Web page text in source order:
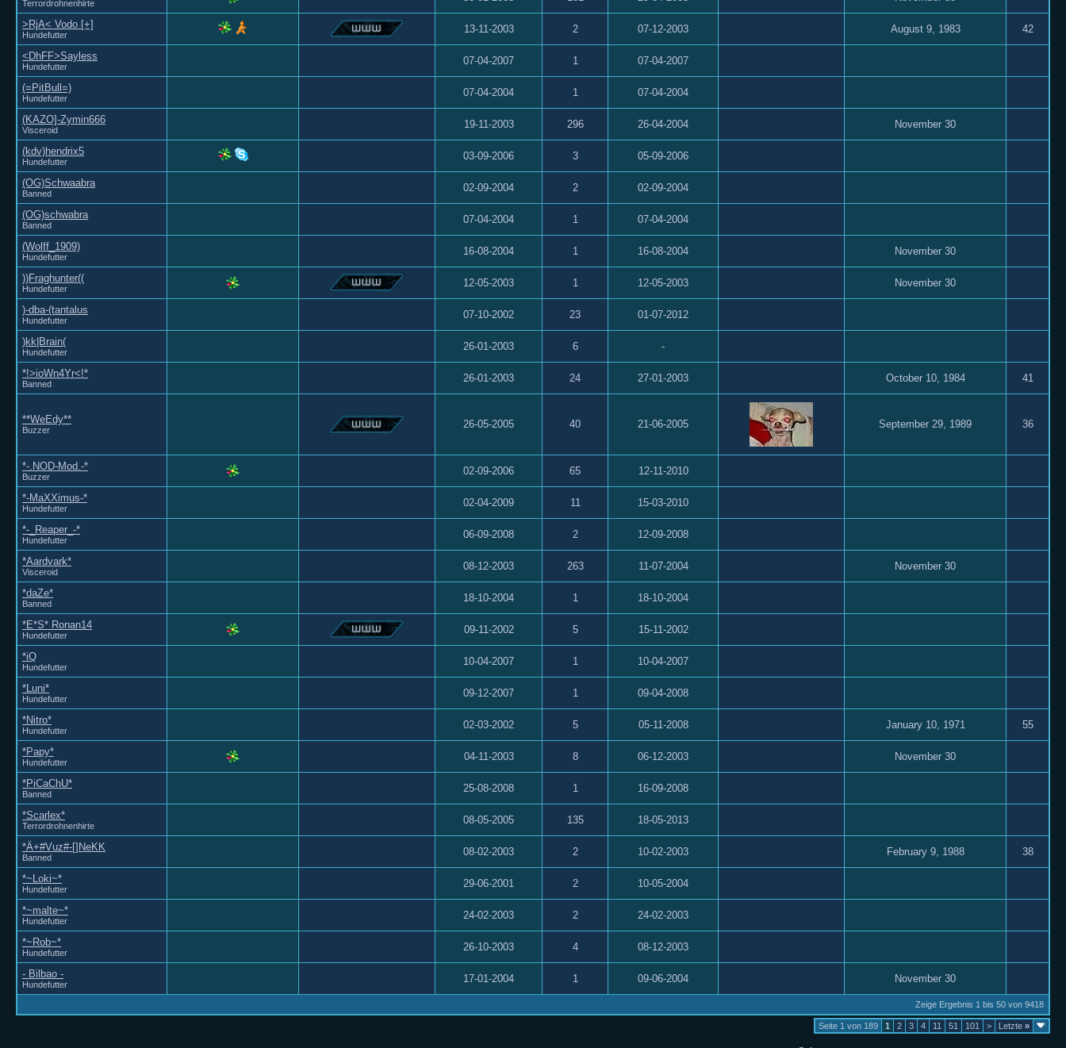
Terrordrohnenhirte
>RjA< Vodo [+]
Hundefutter 13-11-2003 2 07-12-2003 August 9, 1983 42
<DhFF>Sayless
Hundefutter 07-04-2007 1 07-04-2007
(=PitBull=)
Hundefutter 07-04-2004 1 07-04-2004
(KAZO]-Zymin666
Visceroid 19-11-2003 296 26-04-2004 November 30
(kdv)hendrix5
Hundefutter 03-09-2006 3 05-09-2006
(OG)Schwaabra
Banned 02-09-2004 2 02-09-2004
(OG)schwabra
Banned 07-04-2004 1 07-04-2004
(Wolff_1909)
Hundefutter 16-08-2004 1 16-08-2004 November 30
))Fraghunter((
Hundefutter 12-05-2003 1 12-05-2003 November 30
)-dba-(tantalus
Hundefutter 07-10-2002 23 01-07-2012
)kk|Brain(
Hundefutter 26-01-2003 6 -
*!>ioWn4Yr<!*
Banned 26-01-2003 24 27-01-2003 October 10, 1984 41
**WeEdy**
Buzzer 26-05-2005 40 21-06-2005 September 29, 1989 36
*-.NOD-Mod.-*
Buzzer 02-09-2006 65 12-11-2010
*-MaXXimus-*
Hundefutter 02-04-2009 11 15-03-2010
*-_Reaper_-*
Hundefutter 06-09-2008 2 12-09-2008
*Aardvark*
Visceroid 08-12-2003 263 11-07-2004 November 30
*daZe*
Banned 18-10-2004 1 18-10-2004
*E*S* Ronan14
Hundefutter 09-11-2002 5 15-11-2002
*iQ
Hundefutter 10-04-2007 1 10-04-2007
*Luni*
Hundefutter 09-12-2007 1 09-04-2008
*Nitro*
Hundefutter 02-03-2002 5 05-11-2008 January 10, 1971 55
*Papy*
Hundefutter 04-11-2003 8 06-12-2003 November 30
*PiCaChU*
Banned 25-08-2008 1 16-09-2008
*Scarlex*
Terrordrohnenhirte 08-05-2005 135 18-05-2013
*Ä+#Vuz#-[]NeKK
Banned 08-02-2003 2 10-02-2003 February 9, 1988 38
*~Loki~*
Hundefutter 29-06-2001 2 10-05-2004
*~malte~*
Hundefutter 24-02-2003 2 24-02-2003
*~Rob~*
Hundefutter 26-10-2003 4 08-12-2003
- Bilbao -
Hundefutter 17-01-2004 1 09-06-2004 November 30
Zeige Ergebnis 1 bis 50 von 9418
Seite 1 von 189 1 2 3 4 11 51 101 > Letzte »